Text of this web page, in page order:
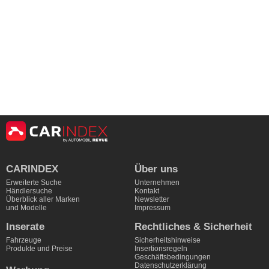
CARINDEX
Erweiterte Suche
Händlersuche
Überblick aller Marken
und Modelle
Über uns
Unternehmen
Kontakt
Newsletter
Impressum
Inserate
Fahrzeuge
Produkte und Preise
Rechtliches & Sicherheit
Sicherheitshinweise
Insertionsregeln
Geschäftsbedingungen
Datenschutzerklärung